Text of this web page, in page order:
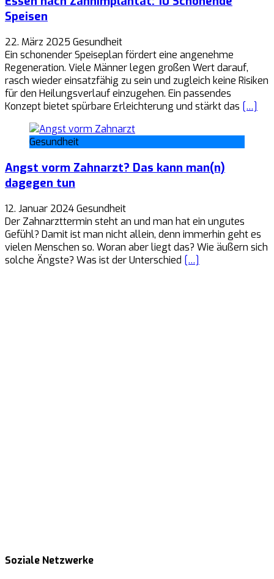
Speisen
22. März 2025 Gesundheit
Ein schonender Speiseplan fördert eine angenehme
Regeneration. Viele Männer legen großen Wert darauf,
rasch wieder einsatzfähig zu sein und zugleich keine Risiken
für den Heilungsverlauf einzugehen. Ein passendes
Konzept bietet spürbare Erleichterung und stärkt das […]
Gesundheit
Angst vorm Zahnarzt? Das kann man(n)
dagegen tun
12. Januar 2024Gesundheit
Der Zahnarzttermin steht an und man hat ein ungutes
Gefühl? Damit ist man nicht allein, denn immerhin geht es
vielen Menschen so. Woran aber liegt das? Wie äußern sich
solche Ängste? Was ist der Unterschied […]
Soziale Netzwerke